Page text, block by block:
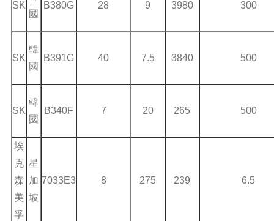
SK
國
B380G 28 9 3980 300
SK
韓
國
B391G 40 7.5 3840 500
SK
韓
國
B340F 7 20 265 500
埃
克
森
美
孚
星
加
坡
7033E3 8 275 239 6.5